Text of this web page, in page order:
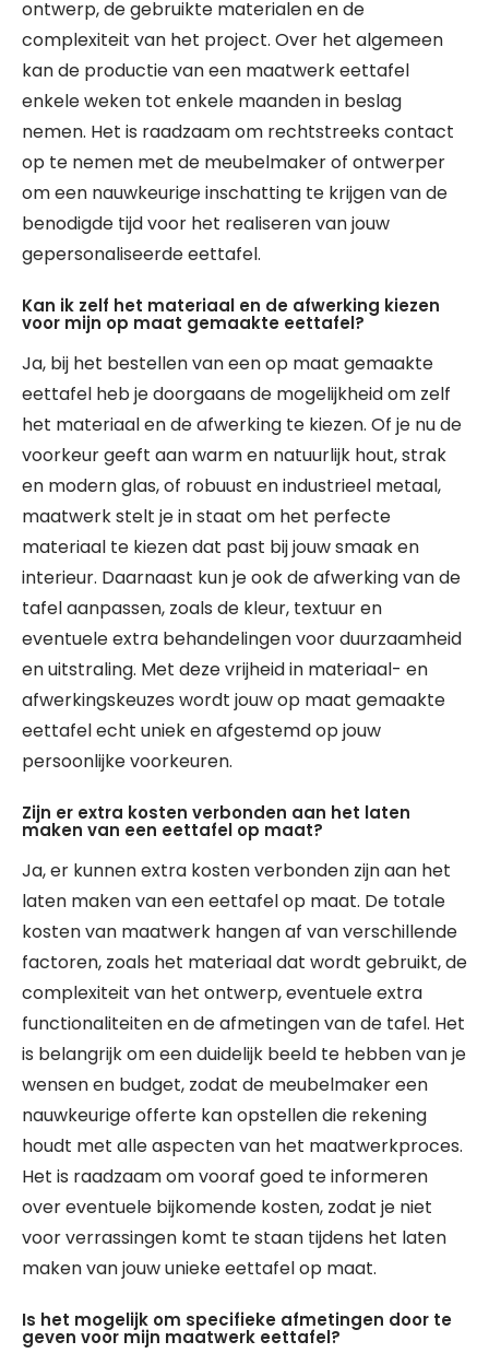
ontwerp, de gebruikte materialen en de
complexiteit van het project. Over het algemeen
kan de productie van een maatwerk eettafel
enkele weken tot enkele maanden in beslag
nemen. Het is raadzaam om rechtstreeks contact
op te nemen met de meubelmaker of ontwerper
om een nauwkeurige inschatting te krijgen van de
benodigde tijd voor het realiseren van jouw
gepersonaliseerde eettafel.
Kan ik zelf het materiaal en de afwerking kiezen
voor mijn op maat gemaakte eettafel?
Ja, bij het bestellen van een op maat gemaakte
eettafel heb je doorgaans de mogelijkheid om zelf
het materiaal en de afwerking te kiezen. Of je nu de
voorkeur geeft aan warm en natuurlijk hout, strak
en modern glas, of robuust en industrieel metaal,
maatwerk stelt je in staat om het perfecte
materiaal te kiezen dat past bij jouw smaak en
interieur. Daarnaast kun je ook de afwerking van de
tafel aanpassen, zoals de kleur, textuur en
eventuele extra behandelingen voor duurzaamheid
en uitstraling. Met deze vrijheid in materiaal- en
afwerkingskeuzes wordt jouw op maat gemaakte
eettafel echt uniek en afgestemd op jouw
persoonlijke voorkeuren.
Zijn er extra kosten verbonden aan het laten
maken van een eettafel op maat?
Ja, er kunnen extra kosten verbonden zijn aan het
laten maken van een eettafel op maat. De totale
kosten van maatwerk hangen af van verschillende
factoren, zoals het materiaal dat wordt gebruikt, de
complexiteit van het ontwerp, eventuele extra
functionaliteiten en de afmetingen van de tafel. Het
is belangrijk om een duidelijk beeld te hebben van je
wensen en budget, zodat de meubelmaker een
nauwkeurige offerte kan opstellen die rekening
houdt met alle aspecten van het maatwerkproces.
Het is raadzaam om vooraf goed te informeren
over eventuele bijkomende kosten, zodat je niet
voor verrassingen komt te staan tijdens het laten
maken van jouw unieke eettafel op maat.
Is het mogelijk om specifieke afmetingen door te
geven voor mijn maatwerk eettafel?